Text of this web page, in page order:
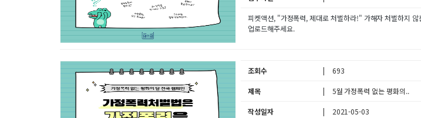
피켓액션, "가정폭력, 제대로 처벌하라!" 가해자 처벌하지
업로드해주세요.
조회수 693
제목 5월 가정폭력 없는 평화의..
작성일자 2021-05-03